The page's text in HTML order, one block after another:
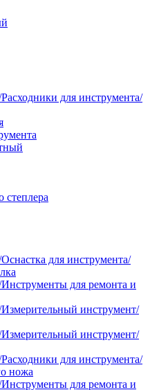
для инструмента/
степлера
для инструмента/
для ремонта и
инструмент/
инструмент/
для инструмента/
ножа
для ремонта и